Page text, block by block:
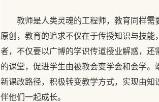
教师是人类灵魂的工程师，教育同样
原创，教育的追求不仅在于传授知识与技
者，不仅要以广博的学识传道授业解惑，
的课堂，促进学生由被教会变学会和会学
新课改路径，积极转变教学方式，实现由
伴他们一起成长。